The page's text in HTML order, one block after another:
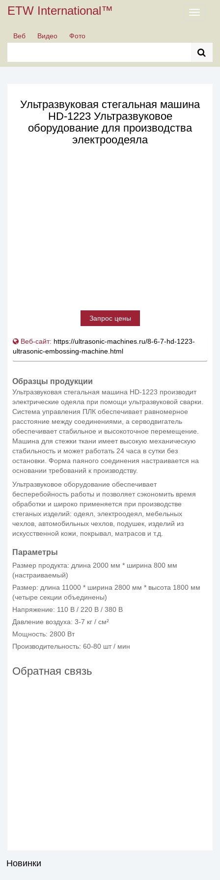
ETW International™
Toggle
Веб
Видео Фото
Ультразвуковая стегальная машина
HD-1223 Ультразвуковое
оборудование для производства
электроодеяла
Запрос цены
Веб-сайт: https://ultrasonic-machines.ru/8-6-7-hd-1223-
ultrasonic-embossing-machine.html
Образцы продукции
Ультразвуковая стегальная машина HD-1223 производит
электрические одеяла при помощи ультразвуковой сварки.
Система управления ПЛК обеспечивает равномерное
расстояние между соединениями, а серводвигатель
обеспечивает стабильное и высокоточное перемещение.
Машина для стежки ткани имеет высокую механическую
стабильность и может работать 24 часа в сутки без
остановки. Форма паяного соединения настраивается на
основании требований к производству.
Ультразвуковое оборудование обеспечивает
бесперебойность работы и позволяет сэкономить время
обработки и широко применяется при производстве
стеганых изделий: одеял, электроодеял, мебельных
чехлов, автомобильных чехлов, подушек, изделий из
искусственной кожи, покрывал, матрасов и т.д.
Параметры
Размер продукта: длина 2000 мм * ширина 800 мм
(настраиваемый)
Размер: длина 11000 * ширина 2800 мм * высота 1800 мм
(четыре секции объединены)
Напряжение: 110 В / 220 В / 380 В
Давление воздуха: 3-7 кг / см²
Мощность: 2800 Вт
Производительность: 60-80 шт / мин
Обратная связь
Новинки